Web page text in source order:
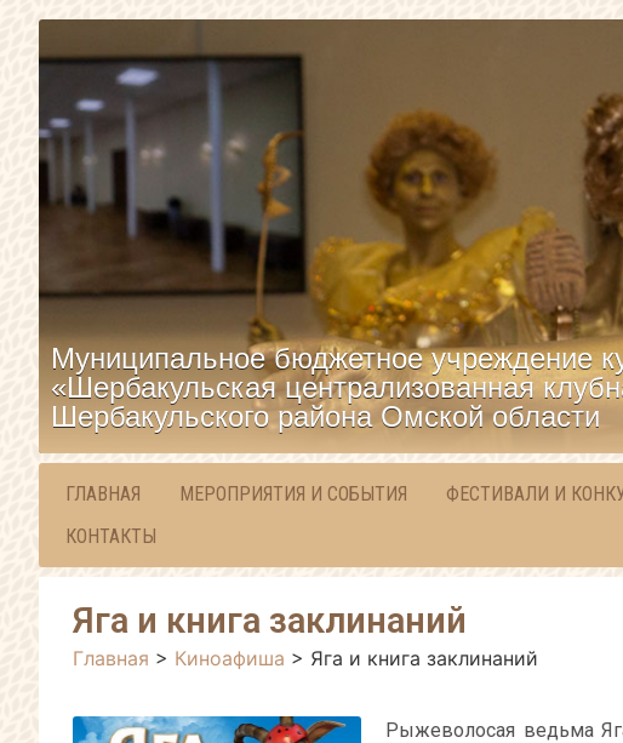
Муниципальное бюджетное учреждение
«Шербакульская централизованная
Шербакульского района Омской области
ГЛАВНАЯ МЕРОПРИЯТИЯ И СОБЫТИЯ ФЕСТИВАЛИ И
КОНТАКТЫ
Яга и книга заклинаний
Главная > Киноафиша > Яга и книга заклинаний
Рыжеволосая ведьма